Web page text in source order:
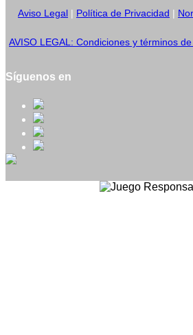
Aviso Legal | Política de Privacidad |
AVISO LEGAL: Condiciones y términos
Síguenos en